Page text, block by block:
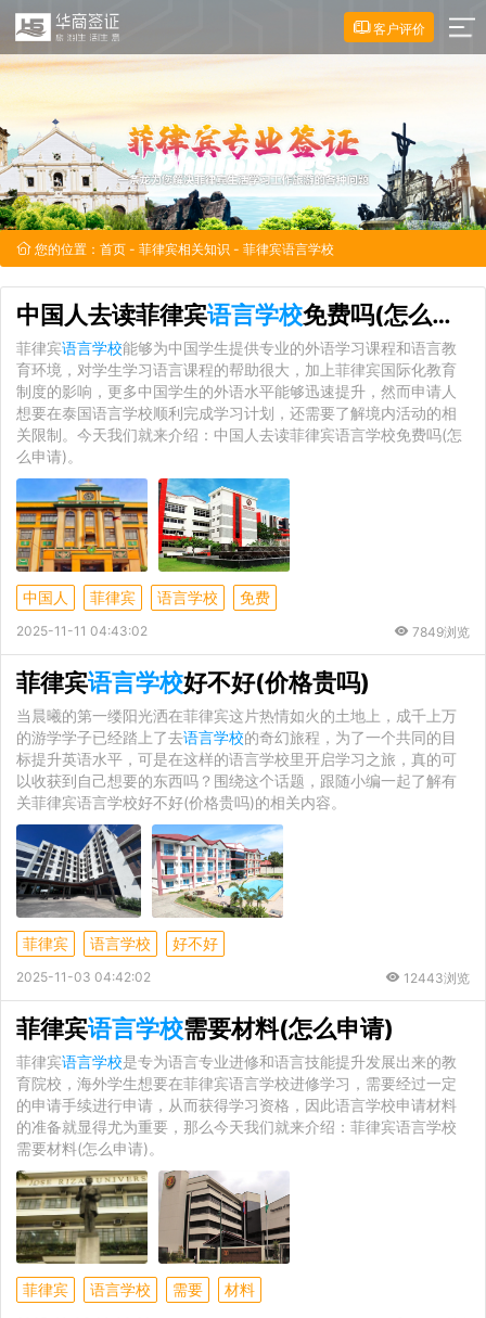
客户评价
您的位置： 首页 - 菲律宾相关知识 - 菲律宾语言学校
中国人去读菲律宾语言学校免费吗(怎么申请)
菲律宾语言学校能够为中国学生提供专业的外语学习课程和语言教
育环境，对学生学习语言课程的帮助很大，加上菲律宾国际化教育
制度的影响，更多中国学生的外语水平能够迅速提升，然而申请人
想要在泰国语言学校顺利完成学习计划，还需要了解境内活动的相
关限制。今天我们就来介绍：中国人去读菲律宾语言学校免费吗(怎
么申请)。
中国人 菲律宾 语言学校 免费
2025-11-11 04:43:02 7849浏览
菲律宾语言学校好不好(价格贵吗)
当晨曦的第一缕阳光洒在菲律宾这片热情如火的土地上，成千上万
的游学学子已经踏上了去语言学校的奇幻旅程，为了一个共同的目
标提升英语水平，可是在这样的语言学校里开启学习之旅，真的可
以收获到自己想要的东西吗？围绕这个话题，跟随小编一起了解有
关菲律宾语言学校好不好(价格贵吗)的相关内容。
菲律宾 语言学校 好不好
2025-11-03 04:42:02 12443浏览
菲律宾语言学校需要材料(怎么申请)
菲律宾语言学校是专为语言专业进修和语言技能提升发展出来的教
育院校，海外学生想要在菲律宾语言学校进修学习，需要经过一定
的申请手续进行申请，从而获得学习资格，因此语言学校申请材料
的准备就显得尤为重要，那么今天我们就来介绍：菲律宾语言学校
需要材料(怎么申请)。
菲律宾 语言学校 需要 材料